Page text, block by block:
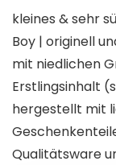
kleines & sehr
Boy | originell
mit niedlichen
Erstlingsinhalt
hergestellt mit
Qualitätsware